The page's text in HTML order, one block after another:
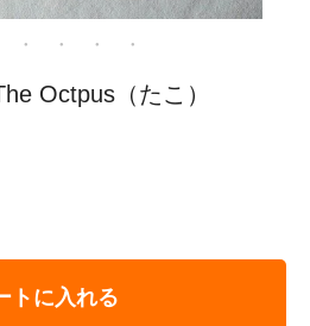
Octpus（たこ）
トに入れる